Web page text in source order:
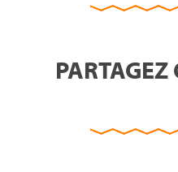
PARTAGEZ